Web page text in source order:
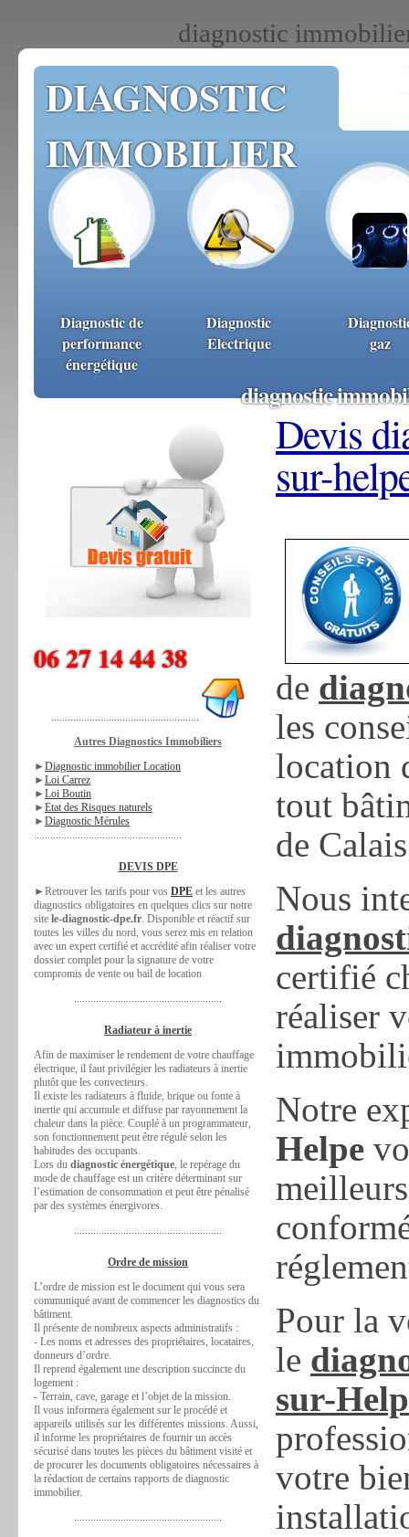
diagnostic
DIAGNOSTIC
IMMOBILIER
Diagnostic de
performance
énergétique
Diagnostic
Electrique
gaz
diagnostic
06 27 14 44 38
......................................................
Autres Diagnostics Immobiliers
► Diagnostic immobilier Location
► Loi Carrez
► Loi Boutin
► Etat des Risques naturels
► Diagnostic Mérules
......................................................
DEVIS DPE
►Retrouver les tarifs pour vos DPE et les autres
diagnostics obligatoires en quelques clics sur notre
site le-diagnostic-dpe.fr. Disponible et réactif sur
toutes les villes du nord, vous serez mis en relation
avec un expert certifié et accrédité afin réaliser votre
dossier complet pour la signature de votre
compromis de vente ou bail de location
......................................................
Radiateur à inertie
Afin de maximiser le rendement de votre chauffage
électrique, il faut privilégier les radiateurs à inertie
plutôt que les convecteurs.
Il existe les radiateurs à fluide, brique ou fonte à
inertie qui accumule et diffuse par rayonnement la
chaleur dans la pièce. Couplé à un programmateur,
son fonctionnement peut être régulé selon les
habitudes des occupants.
Lors du diagnostic énergétique, le repérage du
mode de chauffage est un critère déterminant sur
l’estimation de consommation et peut être pénalisé
par des systèmes énergivores.
......................................................
Ordre de mission
L’ordre de mission est le document qui vous sera
communiqué avant de commencer les diagnostics du
bâtiment.
Il présente de nombreux aspects administratifs :
- Les noms et adresses des propriétaires, locataires,
donneurs d’ordre.
Il reprend également une description succincte du
logement :
- Terrain, cave, garage et l’objet de la mission.
Il vous informera également sur le procédé et
appareils utilisés sur les différentes missions. Aussi,
il informe les propriétaires de fournir un accès
sécurisé dans toutes les pièces du bâtiment visité et
de procurer les documents obligatoires nécessaires à
la rédaction de certains rapports de diagnostic
immobilier.
......................................................
Devis
sur-
de
les
location
tout
de
Nous
certifié
réaliser
Notre
Helpe
Pour la
le
sur-
votre